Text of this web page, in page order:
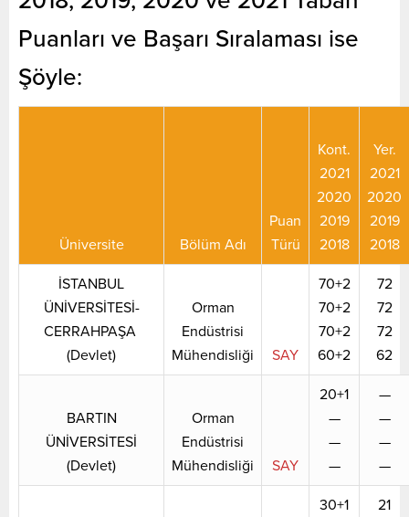
Puanları ve Başarı Sıralaması ise
Şöyle:
Üniversite Bölüm Adı
Puan
Türü
Kont.
2021
2020
2019
2018
Yer.
2021
2020
2019
2018
İSTANBUL
ÜNİVERSİTESİ-
CERRAHPAŞA
(Devlet)
Orman
Endüstrisi
Mühendisliği
SAY
70+2
70+2
70+2
60+2
72
72
72
62
BARTIN
ÜNİVERSİTESİ
(Devlet)
Orman
Endüstrisi
Mühendisliği
SAY
20+1
—
—
—
—
—
—
—
30+1
21